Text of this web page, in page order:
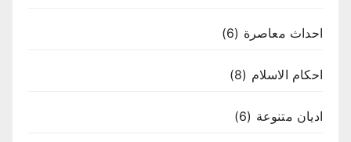
احداث معاصرة (6)
احكام الاسلام (8)
اديان متنوعة (6)